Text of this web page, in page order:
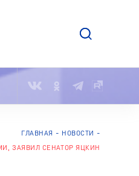
ГЛАВНАЯ
НОВОСТИ
ЗАЯВИЛ СЕНАТОР ЯЦКИН